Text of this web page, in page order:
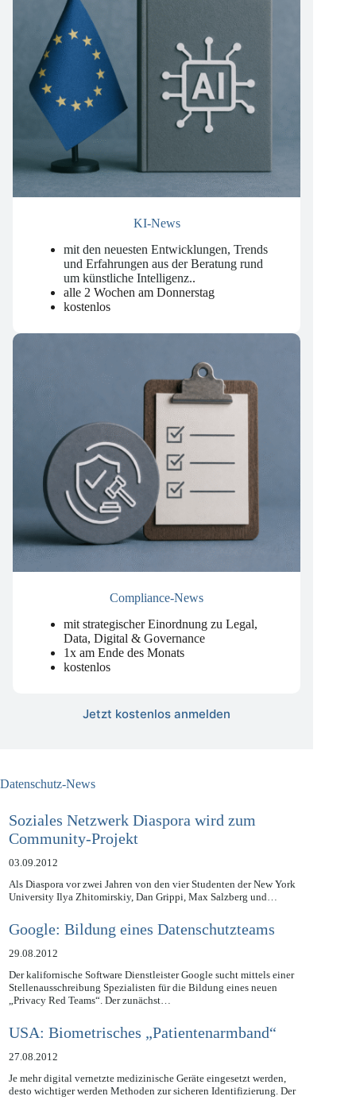
mit den neuesten Entwicklungen, Trends
und Erfahrungen aus der Beratung rund
um künstliche Intelligenz..
alle 2 Wochen am Donnerstag
mit strategischer Einordnung zu Legal,
Data, Digital & Governance
1x am Ende des Monats
Soziales Netzwerk Diaspora wird zum
Community-Projekt
03.09.2012
Als Diaspora vor zwei Jahren von den vier Studenten der New York
Google: Bildung eines Datenschutzteams
29.08.2012
Der kalifornische Software Dienstleister Google sucht mittels einer
Stellenausschreibung Spezialisten für die Bildung eines neuen
USA: Biometrisches „Patientenarmband“
27.08.2012
Je mehr digital vernetzte medizinische Geräte eingesetzt werden,